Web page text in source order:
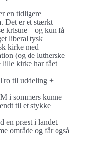
en tidligere
Det er et stærkt
kristne – og kun få
liberal tysk
kirke med
(og de lutherske
lille kirke har fået
til uddeling +
i sommers kunne
til et stykke
en præst i landet.
område og får også